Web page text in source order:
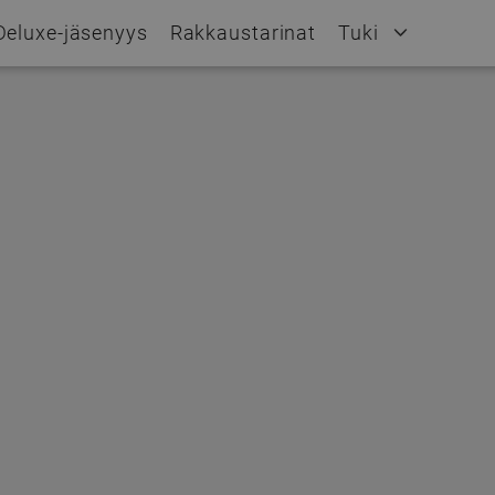
jäsenyys Rakkaustarinat Tuki